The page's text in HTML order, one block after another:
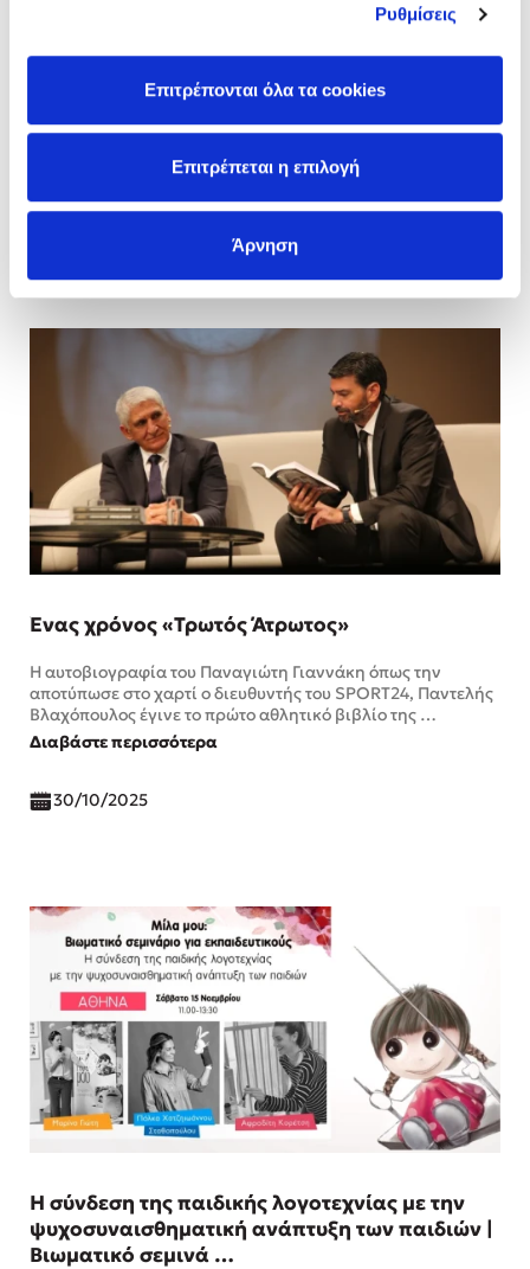
Ρυθμίσεις
Επιτρέπονται όλα τα cookies
Επιτρέπεται η επιλογή
Άρνηση
Το συναρπαστικό Πρόγραμμα Δράσεων του
Athens KIDOT Festival!
Το KIDOT Festival κάνει πρεμιέρα στην Αθήνα!
Διαβάστε περισσότερα
Ένας χρόνος «Τρωτός Άτρωτος»
Η αυτοβιογραφία του Παναγιώτη Γιαννάκη όπως την
αποτύπωσε στο χαρτί ο διευθυντής του SPORT24, Παντελής
Βλαχόπουλος έγινε το πρώτο αθλητικό βιβλίο της …
Διαβάστε περισσότερα
30/10/2025
Η σύνδεση της παιδικής λογοτεχνίας με την
ψυχοσυναισθηματική ανάπτυξη των παιδιών |
Βιωματικό σεμινά …